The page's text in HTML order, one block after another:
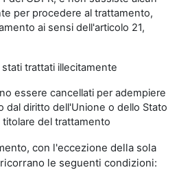
per procedere al trattamento,
ai sensi dell'articolo 21,
trattati illecitamente
essere cancellati per adempiere
dal diritto dell'Unione o dello Stato
del trattamento
con l'eccezione della sola
le seguenti condizioni: